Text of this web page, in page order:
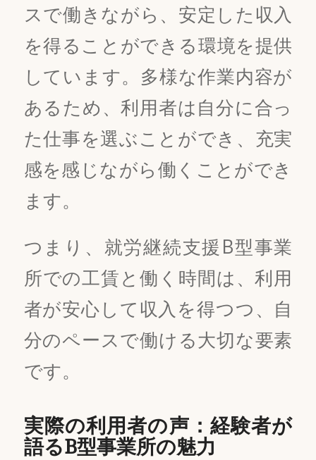
スで働きながら、安定した収入
を得ることができる環境を提供
しています。多様な作業内容が
あるため、利用者は自分に合っ
た仕事を選ぶことができ、充実
感を感じながら働くことができ
ます。
つまり、就労継続支援B型事業
所での工賃と働く時間は、利用
者が安心して収入を得つつ、自
分のペースで働ける大切な要素
です。
実際の利用者の声：経験者が
語るB型事業所の魅力